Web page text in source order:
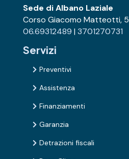
Sede di Albano Laziale
Corso Giacomo Matteotti, 5
06.69312489 | 3701270731
Servizi
 Preventivi
 Assistenza
 Finanziamenti
 Garanzia
 Detrazioni fiscali